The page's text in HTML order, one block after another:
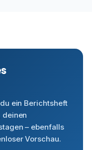
ein Berichtsheft
deinen
– ebenfalls
Vorschau.